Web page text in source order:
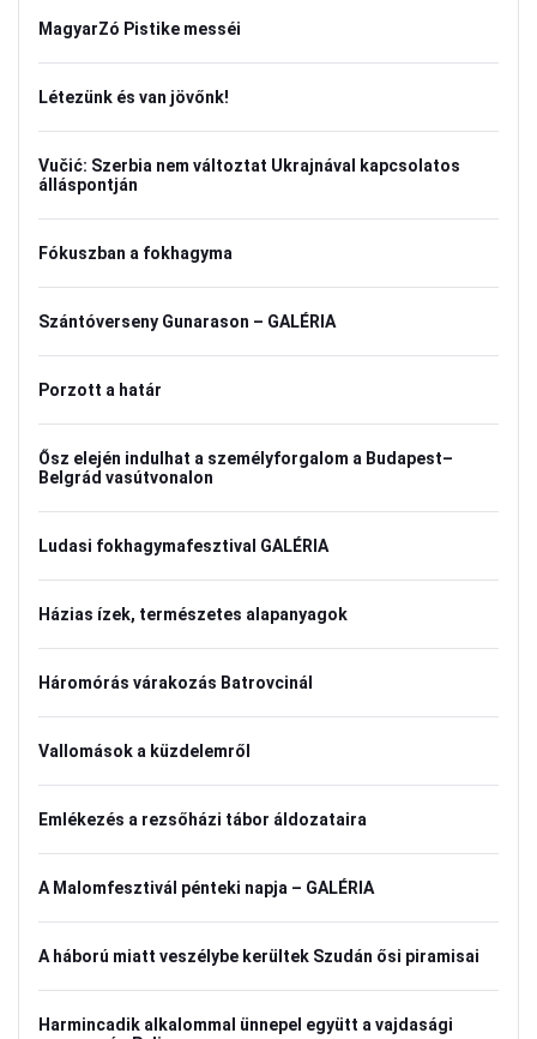
MagyarZó Pistike messéi
Létezünk és van jövőnk!
Vučić: Szerbia nem változtat Ukrajnával kapcsolatos
álláspontján
Fókuszban a fokhagyma
Szántóverseny Gunarason – GALÉRIA
Porzott a határ
Ősz elején indulhat a személyforgalom a Budapest–
Belgrád vasútvonalon
Ludasi fokhagymafesztival GALÉRIA
Házias ízek, természetes alapanyagok
Háromórás várakozás Batrovcinál
Vallomások a küzdelemről
Emlékezés a rezsőházi tábor áldozataira
A Malomfesztivál pénteki napja – GALÉRIA
A háború miatt veszélybe kerültek Szudán ősi piramisai
Harmincadik alkalommal ünnepel együtt a vajdasági